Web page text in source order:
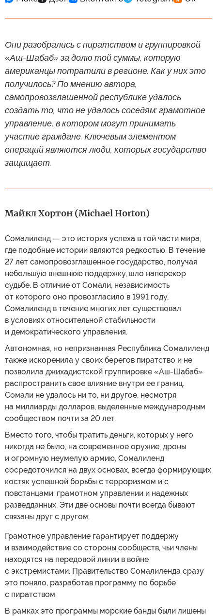
Они разобрались с пиратством и группировкой
«Аш-Шабаб» за долю той суммы, которую
американцы потратили в регионе. Как у них это
получилось? По мнению автора,
самопровозглашенной республике удалось
создать то, что не удалось соседям: грамотное
управление, в котором могут принимать
участие граждане. Ключевым элементом
операций являются люди, которых государство
защищает.
Майкл Хортон (Michael Horton)
Сомалиленд — это история успеха в той части мира,
где подобные истории являются редкостью. В течение
27 лет самопровозглашенное государство, получая
небольшую внешнюю поддержку, шло наперекор
судьбе. В отличие от Сомали, независимость
от которого оно провозгласило в 1991 году,
Сомалиленд в течение многих лет существовал
в условиях относительной стабильности
и демократического управления.
Автономная, но непризнанная Республика Сомалиленд
также искоренила у своих берегов пиратство и не
позволила джихадистской группировке «Аш-Шабаб»
распространить свое влияние внутри ее границ.
Сомали не удалось ни то, ни другое, несмотря
на миллиарды долларов, выделенные международным
сообществом почти за 20 лет.
Вместо того, чтобы тратить деньги, которых у него
никогда не было, на современное оружие, дроны
и огромную неумелую армию, Сомалиленд
сосредоточился на двух основах, всегда формирующих
костяк успешной борьбы с терроризмом и с
повстанцами: грамотном управлении и надежных
разведданных. Эти две основы почти всегда бывают
связаны друг с другом.
Грамотное управление гарантирует поддержу
и взаимодействие со стороны сообществ, чьи члены
находятся на передовой линии в войне
с экстремистами. Правительство Сомалиленда сразу
это поняло, разработав программу по борьбе
с пиратством.
В рамках это программы морские банды были лишены